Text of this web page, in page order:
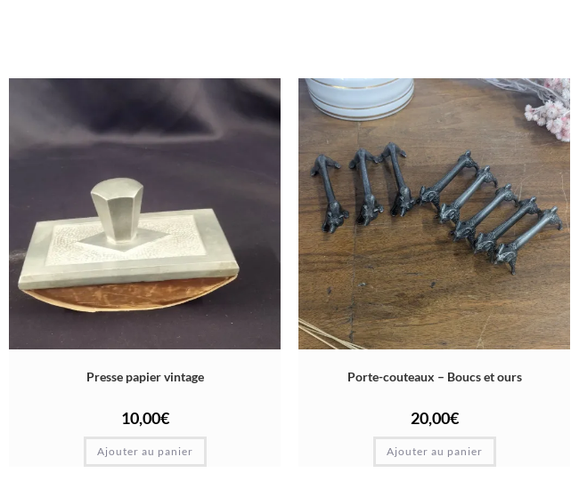
Presse papier vintage
10,00€
Ajouter au panier
Porte-couteaux – Boucs et ours
20,00€
Ajouter au panier